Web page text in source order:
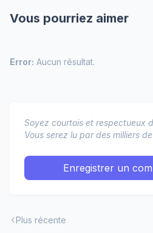
Vous pourriez aimer
Error: Aucun résultat.
Soyez courtois et respectueux
Vous serez lu par des milliers
Enregistrer un
Plus récente